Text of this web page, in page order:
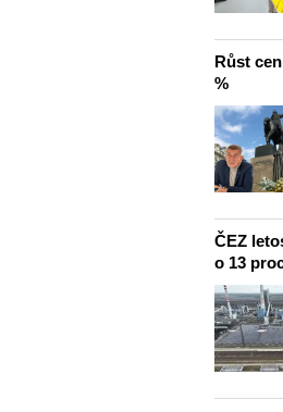
Růst
%
ČEZ
o 13